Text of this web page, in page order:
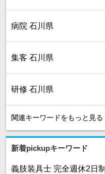
病院 石川県
集客 石川県
研修 石川県
関連キーワードをもっと見る
新着pickupキーワード
義肢装具士 完全週休2日制